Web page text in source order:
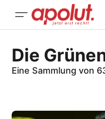
Die
Eine Sammlung von